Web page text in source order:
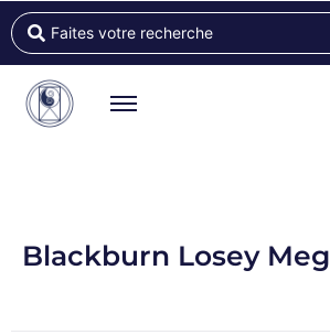
Blackburn Losey Meg